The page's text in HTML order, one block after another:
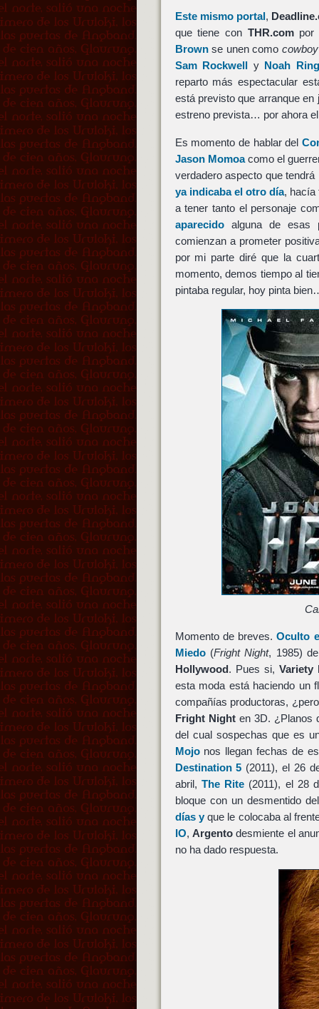
Este mismo portal,
que tiene con THR.compor
Brownse unen como cowboy
Sam Rockwell y Noah
reparto más espectacular
está previsto que arranque
estreno prevista… por ahora
Es momento de hablar del
Jason Momoacomo el
verdadero aspecto que
ya indicaba el otro día, hacía
a tener tanto el personaje
aparecidoalguna de esas
comienzan a prometer
por mi parte diré que la
momento, demos tiempo al
pintaba regular, hoy pinta
Momento de breves.Oculto
Miedo(Fright Night, 1985)
Hollywood. Pues si,Variety
esta moda está haciendo un
compañías productoras,
Fright Nighten 3D. ¿Planos
del cual sospechas que es
Mojonos llegan fechas de
Destination 5 (2011), el 26
abril, The Rite (2011), el 28
bloque con un desmentido
días yque le colocaba al
IO, Argentodesmiente el
no ha dado respuesta.